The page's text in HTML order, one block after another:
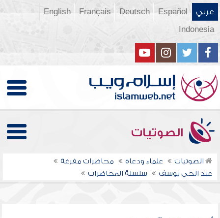
عربي Español
Deutsch
Français
English
Indonesia
الصوتيات
الصوتيات علماء ودعاة
محاضرات مفرغة
عبد الحي يوسف
سلسلة المحاضرات